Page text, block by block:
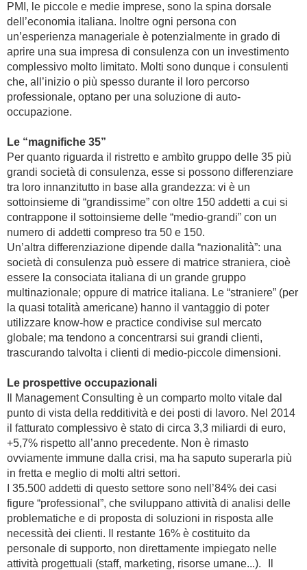
PMI, le piccole e medie imprese, sono la spina dorsale
dell’economia italiana. Inoltre ogni persona con
un’esperienza manageriale è potenzialmente in grado di
aprire una sua impresa di consulenza con un investimento
complessivo molto limitato. Molti sono dunque i consulenti
che, all’inizio o più spesso durante il loro percorso
professionale, optano per una soluzione di auto-
occupazione.
Le “magnifiche 35”
Per quanto riguarda il ristretto e ambìto gruppo delle 35 più
grandi società di consulenza, esse si possono differenziare
tra loro innanzitutto in base alla grandezza: vi è un
sottoinsieme di “grandissime” con oltre 150 addetti a cui si
contrappone il sottoinsieme delle “medio-grandi” con un
numero di addetti compreso tra 50 e 150.
Un’altra differenziazione dipende dalla “nazionalità”: una
società di consulenza può essere di matrice straniera, cioè
essere la consociata italiana di un grande gruppo
multinazionale; oppure di matrice italiana. Le “straniere” (per
la quasi totalità americane) hanno il vantaggio di poter
utilizzare know-how e practice condivise sul mercato
globale; ma tendono a concentrarsi sui grandi clienti,
trascurando talvolta i clienti di medio-piccole dimensioni.
Le prospettive occupazionali
Il Management Consulting è un comparto molto vitale dal
punto di vista della redditività e dei posti di lavoro. Nel 2014
il fatturato complessivo è stato di circa 3,3 miliardi di euro,
+5,7% rispetto all’anno precedente. Non è rimasto
ovviamente immune dalla crisi, ma ha saputo superarla più
in fretta e meglio di molti altri settori.
I 35.500 addetti di questo settore sono nell’84% dei casi
figure “professional”, che sviluppano attività di analisi delle
problematiche e di proposta di soluzioni in risposta alle
necessità dei clienti. Il restante 16% è costituito da
personale di supporto, non direttamente impiegato nelle
attività progettuali (staff, marketing, risorse umane...). Il